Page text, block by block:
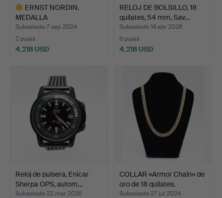
ERNST NORDIN.
MEDALLA
CONMEMORATIVA, oro d…
Subastado 7 sep 2024
2 pujas
4.218 USD
RELOJ DE BOLSILLO, 18
quilates, 54 mm, Sav…
Subastado 14 abr 2026
6 pujas
4.218 USD
Reloj de pulsera, Enicar
Sherpa OPS, autom…
Subastado 22 mar 2026
COLLAR «Armor Chain» de
oro de 18 quilates.
Subastado 27 jul 2024